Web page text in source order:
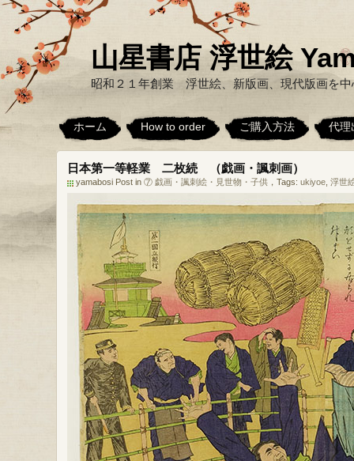
山星書店 浮世絵
昭和２１年創業 浮世絵、新版画、現代版画を
ホーム How to order ご購入方法 代理
日本第一等軽業 二枚続 （戯画・諷刺画）
yamabosi Post in ⑦ 戯画・諷刺絵・見世物・子供 ，Tags: ukiyoe 浮世